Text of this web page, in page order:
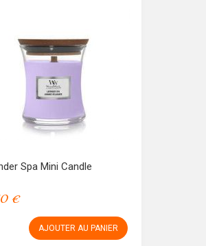
Spa Mini Candle
€
AJOUTER AU PANIER